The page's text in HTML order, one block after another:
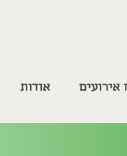
אירועים אודות